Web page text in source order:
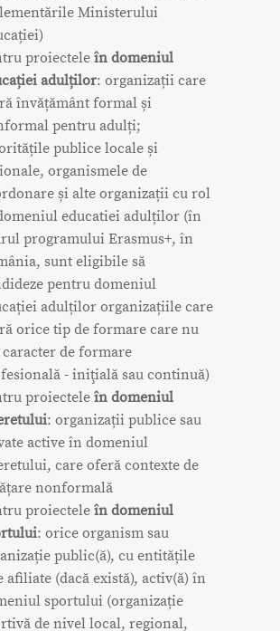
Ministerului
proiectele în domeniul
adulților: organizații care
învățământ formal și
pentru adulți;
publice locale și
organismele de
și alte organizații cu rol
educatiei adulților (în
programului Erasmus+, în
sunt eligibile să
pentru domeniul
adulților organizațiile care
orice tip de formare care nu
caracter de formare
- iniţială sau continuă)
proiectele în domeniul
: organizații publice sau
active în domeniul
care oferă contexte de
nonformală
proiectele în domeniul
: orice organism sau
public(ă), cu entitățile
afiliate (dacă există), activ(ă) în
sportului (organizație
de nivel local, regional,